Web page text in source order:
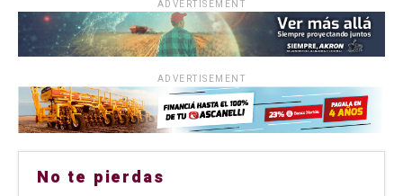
ADVERTISEMENT
ADVERTISEMENT
No te pierdas